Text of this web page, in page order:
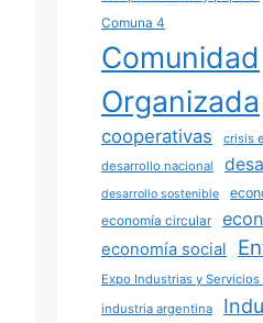
Comuna 4
Comunidad
Organizada
cooperativas
crisis
desarrollo nacional
desarrollo sostenible
economía circular
economía social
Expo Industrias y
industria argentina